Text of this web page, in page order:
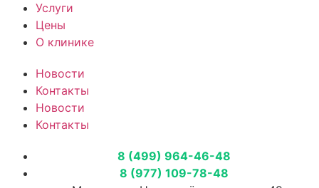
Услуги
Цены
О клинике
Новости
Контакты
Новости
Контакты
8 (499) 964-46-48
8 (977) 109-78-48